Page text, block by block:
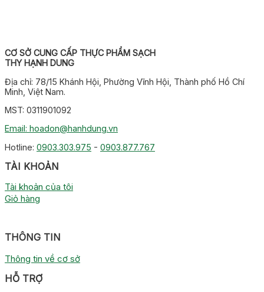
CƠ SỞ CUNG CẤP THỰC PHẨM SẠCH
THY HẠNH DUNG
Địa chỉ: 78/15 Khánh Hội, Phường Vĩnh Hội, Thành phố Hồ Chí
Minh, Việt Nam.
MST: 0311901092
Email: hoadon@hanhdung.vn
Hotline: 0903.303.975 - 0903.877.767
TÀI KHOẢN
Tài khoản của tôi
Giỏ hàng
THÔNG TIN
Thông tin về cơ sở
HỖ TRỢ